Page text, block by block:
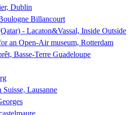
Dublin
Billancourt
- Lacaton&Vassal, Inside Outside
an Open-Air museum, Rotterdam
Basse-Terre Guadeloupe
Lausanne